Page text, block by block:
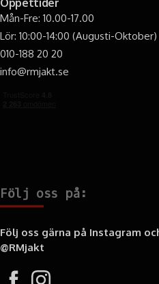
Öppettider
Mån-Fre: 10.00-17.00
Lör: 10:00-14:00 (Augusti-Oktober)
010-188 20 20
info@rmjakt.se
Följ oss på:
Följ oss gärna på Instagram
@RMjakt